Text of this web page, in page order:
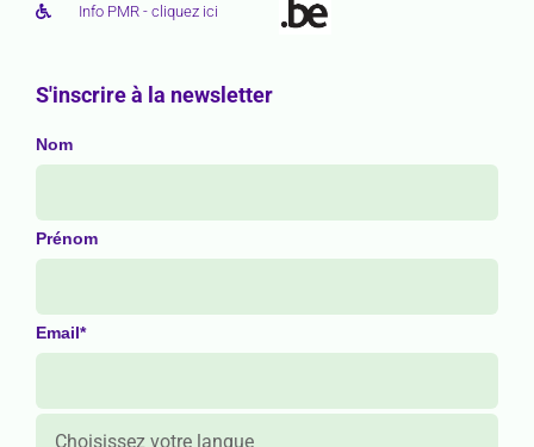
Info PMR - cliquez ici
S'inscrire à la newsletter
Nom
Prénom
Email*